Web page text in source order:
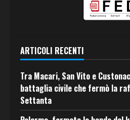
ARTICOLI RECENTI
Tra Macari, San Vito e
battaglia civile che fermò la
Settanta